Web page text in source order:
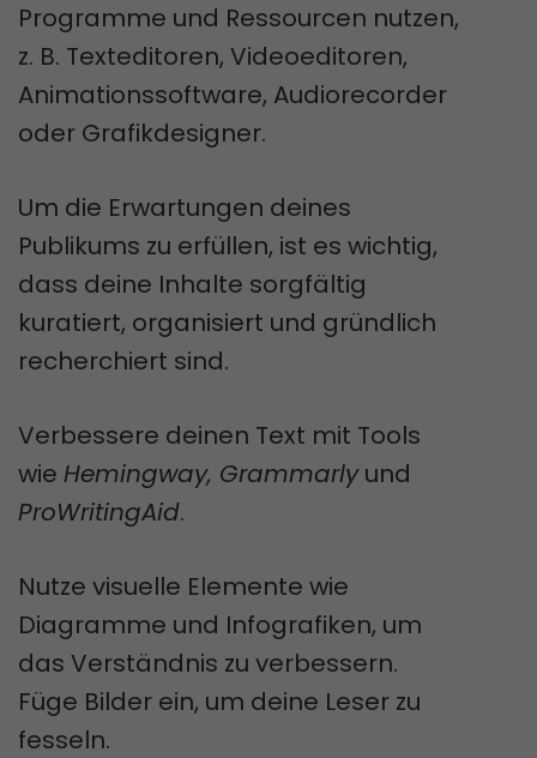
Programme und Ressourcen nutzen,
z. B. Texteditoren, Videoeditoren,
Animationssoftware, Audiorecorder
oder Grafikdesigner.
Um die Erwartungen deines
Publikums zu erfüllen, ist es wichtig,
dass deine Inhalte sorgfältig
kuratiert, organisiert und gründlich
recherchiert sind.
Verbessere deinen Text mit Tools
wie Hemingway, Grammarlyund
ProWritingAid.
Nutze visuelle Elemente wie
Diagramme und Infografiken, um
das Verständnis zu verbessern.
Füge Bilder ein, um deine Leser zu
fesseln.